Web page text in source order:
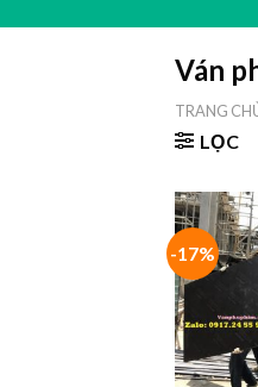
Ván
TRANG
LỌC
-17%